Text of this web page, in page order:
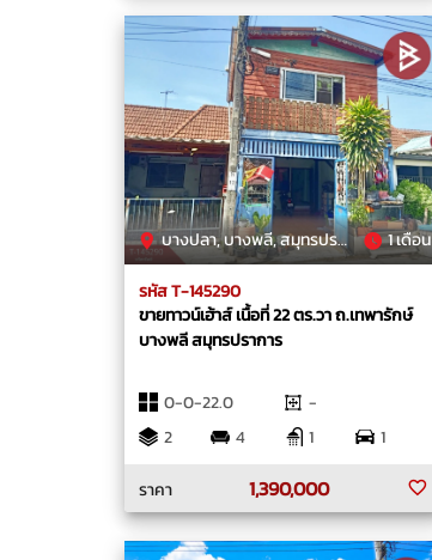
บางปลา, บางพลี, สมุทรปราการ 1 เดือน
รหัส T-145290
ขายทาวน์เฮ้าส์ เนื้อที่ 22 ตร.วา ถ.เทพารักษ์
บางพลี สมุทรปราการ
0-0-22.0
-
2
4 1
1
ราคา
1,390,000